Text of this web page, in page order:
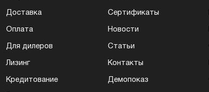
Доставка
Оплата
Для дилеров
Лизинг
Кредитование
Сертификаты
Новости
Статьи
Контакты
Демопоказ